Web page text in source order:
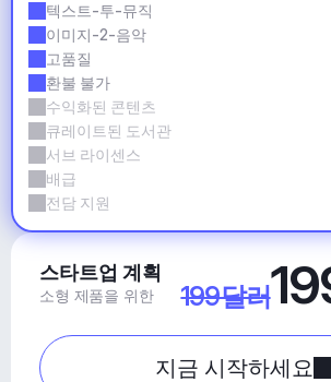
텍스트-투-뮤직
이미지-2-음악
고품질
환불 불가
수익화된 콘텐츠
큐레이트된 도서관
서브 라이센스
배급
전담 지원
스타트업 계획
소형 제품을 위한 199달러
지금 시작하세요